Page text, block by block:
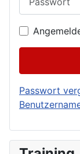
Passwort